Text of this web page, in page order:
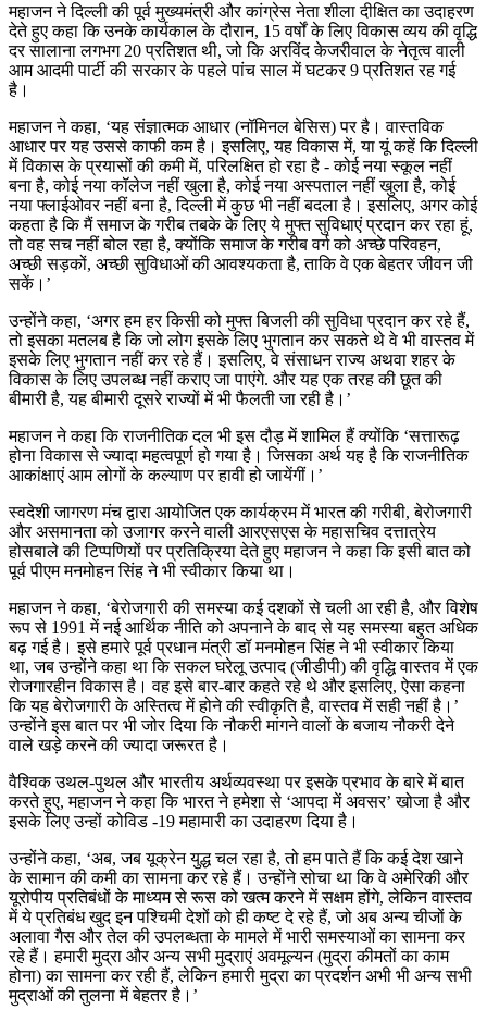
महाजन ने दिल्ली की पूर्व मुख्यमंत्री और कांग्रेस नेता शीला दीक्षित का उदाहरण
देते हुए कहा कि उनके कार्यकाल के दौरान, 15 वर्षों के लिए विकास व्यय की वृद्धि
दर सालाना लगभग 20 प्रतिशत थी, जो कि अरविंद केजरीवाल के नेतृत्व वाली
आम आदमी पार्टी की सरकार के पहले पांच साल में घटकर 9 प्रतिशत रह गई
है।
महाजन ने कहा, ‘यह संज्ञात्मक आधार (नॉमिनल बेसिस) पर है। वास्तविक
आधार पर यह उससे काफी कम है। इसलिए, यह विकास में, या यूं कहें कि दिल्ली
में विकास के प्रयासों की कमी में, परिलक्षित हो रहा है - कोई नया स्कूल नहीं
बना है, कोई नया कॉलेज नहीं खुला है, कोई नया अस्पताल नहीं खुला है, कोई
नया फ्लाईओवर नहीं बना है, दिल्ली में कुछ भी नहीं बदला है। इसलिए, अगर कोई
कहता है कि मैं समाज के गरीब तबके के लिए ये मुफ्त सुविधाएं प्रदान कर रहा हूं,
तो वह सच नहीं बोल रहा है, क्योंकि समाज के गरीब वर्ग को अच्छे परिवहन,
अच्छी सड़कों, अच्छी सुविधाओं की आवश्यकता है, ताकि वे एक बेहतर जीवन जी
सकें।’
उन्होंने कहा, ‘अगर हम हर किसी को मुफ्त बिजली की सुविधा प्रदान कर रहे हैं,
तो इसका मतलब है कि जो लोग इसके लिए भुगतान कर सकते थे वे भी वास्तव में
इसके लिए भुगतान नहीं कर रहे हैं। इसलिए, वे संसाधन राज्य अथवा शहर के
विकास के लिए उपलब्ध नहीं कराए जा पाएंगे. और यह एक तरह की छूत की
बीमारी है, यह बीमारी दूसरे राज्यों में भी फैलती जा रही है।’
महाजन ने कहा कि राजनीतिक दल भी इस दौड़ में शामिल हैं क्योंकि ‘सत्तारूढ़
होना विकास से ज्यादा महत्वपूर्ण हो गया है। जिसका अर्थ यह है कि राजनीतिक
आकांक्षाएं आम लोगों के कल्याण पर हावी हो जायेंगीं।’
स्वदेशी जागरण मंच द्वारा आयोजित एक कार्यक्रम में भारत की गरीबी, बेरोजगारी
और असमानता को उजागर करने वाली आरएसएस के महासचिव दत्तात्रेय
होसबाले की टिप्पणियों पर प्रतिक्रिया देते हुए महाजन ने कहा कि इसी बात को
पूर्व पीएम मनमोहन सिंह ने भी स्वीकार किया था।
महाजन ने कहा, ‘बेरोजगारी की समस्या कई दशकों से चली आ रही है, और विशेष
रूप से 1991 में नई आर्थिक नीति को अपनाने के बाद से यह समस्या बहुत अधिक
बढ़ गई है। इसे हमारे पूर्व प्रधान मंत्री डॉ मनमोहन सिंह ने भी स्वीकार किया
था, जब उन्होंने कहा था कि सकल घरेलू उत्पाद (जीडीपी) की वृद्धि वास्तव में एक
रोजगारहीन विकास है। वह इसे बार-बार कहते रहे थे और इसलिए, ऐसा कहना
कि यह बेरोजगारी के अस्तित्व में होने की स्वीकृति है, वास्तव में सही नहीं है।’
उन्होंने इस बात पर भी जोर दिया कि नौकरी मांगने वालों के बजाय नौकरी देने
वाले खड़े करने की ज्यादा जरूरत है।
वैश्विक उथल-पुथल और भारतीय अर्थव्यवस्था पर इसके प्रभाव के बारे में बात
करते हुए, महाजन ने कहा कि भारत ने हमेशा से ‘आपदा में अवसर’ खोजा है और
इसके लिए उन्हों कोविड -19 महामारी का उदाहरण दिया है।
उन्होंने कहा, ‘अब, जब यूक्रेन युद्ध चल रहा है, तो हम पाते हैं कि कई देश खाने
के सामान की कमी का सामना कर रहे हैं। उन्होंने सोचा था कि वे अमेरिकी और
यूरोपीय प्रतिबंधों के माध्यम से रूस को खत्म करने में सक्षम होंगे, लेकिन वास्तव
में ये प्रतिबंध खुद इन पश्चिमी देशों को ही कष्ट दे रहे हैं, जो अब अन्य चीजों के
अलावा गैस और तेल की उपलब्धता के मामले में भारी समस्याओं का सामना कर
रहे हैं। हमारी मुद्रा और अन्य सभी मुद्राएं अवमूल्यन (मुद्रा कीमतों का काम
होना) का सामना कर रही हैं, लेकिन हमारी मुद्रा का प्रदर्शन अभी भी अन्य सभी
मुद्राओं की तुलना में बेहतर है।’